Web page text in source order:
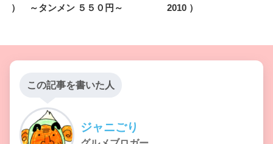
） ～タンメン ５５０円～ 2010 ）
この記事を書いた人
ジャニごり